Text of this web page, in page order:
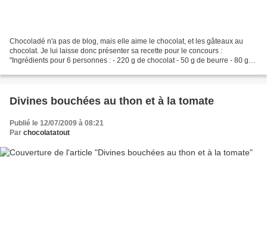
Chocoladé n'a pas de blog, mais elle aime le chocolat, et les gâteaux au
chocolat. Je lui laisse donc présenter sa recette pour le concours :
"Ingrédients pour 6 personnes : - 220 g de chocolat - 50 g de beurre - 80 g
Divines bouchées au thon et à la tomate
Publié le 12/07/2009 à 08:21
Par chocolatatout